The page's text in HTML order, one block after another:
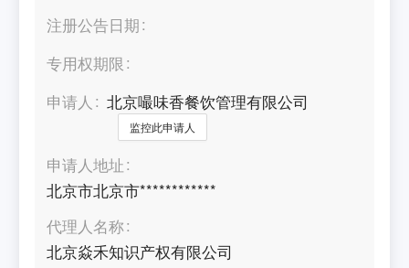
注册公告日期
专用权期限
申请人
北京嘬味香餐饮管理有限公司
监控此申请人
申请人地址
北京市北京市************
代理人名称
北京焱禾知识产权有限公司